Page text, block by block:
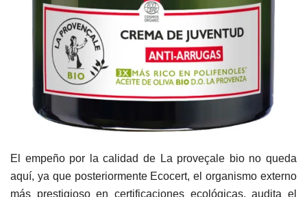
El empeño por la calidad de La proveçale bio no queda
aquí, ya que posteriormente Ecocert, el organismo externo
más prestigioso en certificaciones ecológicas, audita el